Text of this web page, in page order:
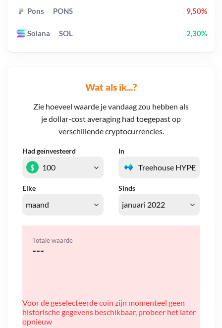
Wat als ik...?
Zie hoeveel waarde je vandaag zou hebben als
je dollar-cost averaging had toegepast op
verschillende cryptocurrencies.
Had geïnvesteerd In
Elke Sinds
$
Totale waarde
---
Voor de geselecteerde coin zijn momenteel geen
historische gegevens beschikbaar, probeer het later
opnieuw
Pons PONS 9,50%
Solana SOL 2,30%